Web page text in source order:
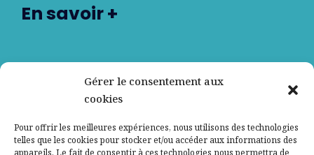
Gérer le consentement aux
cookies
Pour offrir les meilleures expériences, nous utilisons des technologies
telles que les cookies pour stocker et/ou accéder aux informations des
appareils. Le fait de consentir à ces technologies nous permettra de
En savoir +
Contactez-nous